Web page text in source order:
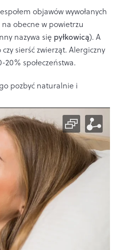
objawów wywołanych
na obecne w powietrzu
nazywa się pyłkowicą). A
sierść zwierząt. Alergiczny
społeczeństwa.
pozbyć naturalnie i